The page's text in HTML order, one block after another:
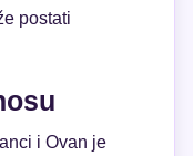
postati
i Ovan je